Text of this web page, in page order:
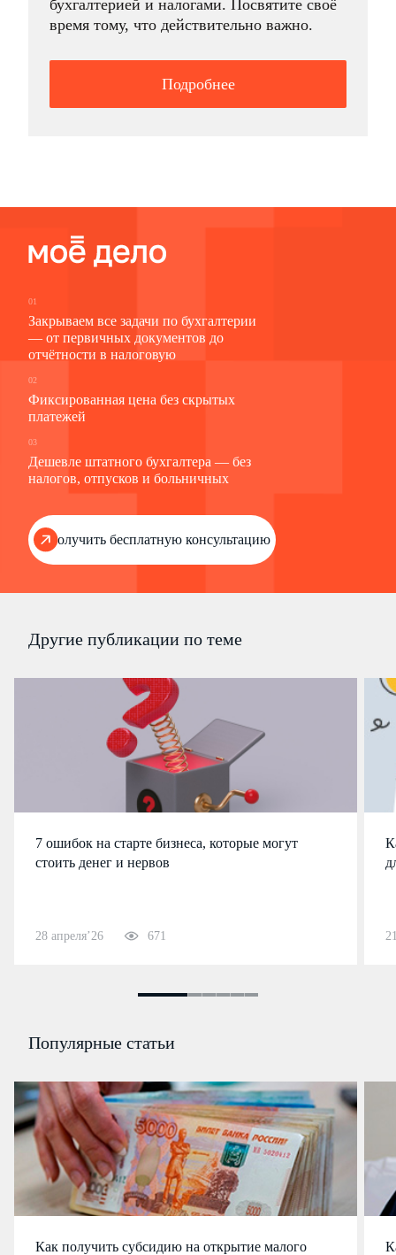
бухгалтерией и налогами. Посвятите своё
время тому, что действительно важно.
Подробнее
01
Закрываем все задачи по бухгалтерии
— от первичных документов до
отчётности в налоговую
02
Фиксированная цена без скрытых
платежей
03
Дешевле штатного бухгалтера — без
налогов, отпусков и больничных
Получить бесплатную консультацию
Другие публикации по теме
7 ошибок на старте бизнеса, которые могут
стоить денег и нервов
28 апреля’26 671
Популярные статьи
Как получить субсидию на открытие малого